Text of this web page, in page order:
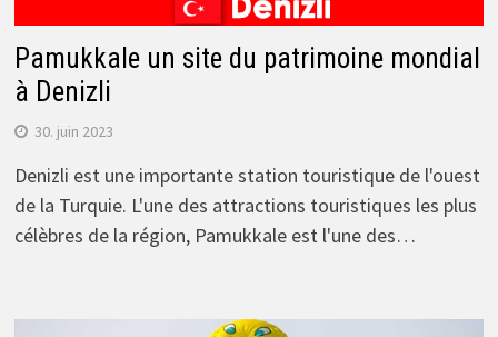
Pamukkale un site du patrimoine mondial
à Denizli
30. juin 2023
Denizli est une importante station touristique de l'ouest
de la Turquie. L'une des attractions touristiques les plus
célèbres de la région, Pamukkale est l'une des…